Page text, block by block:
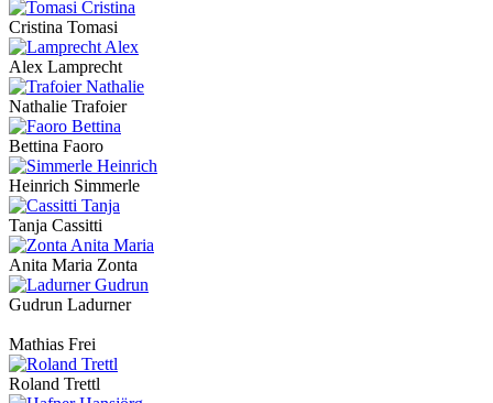
Cristina Tomasi
Alex Lamprecht
Nathalie Trafoier
Bettina Faoro
Heinrich Simmerle
Tanja Cassitti
Anita Maria Zonta
Gudrun Ladurner
Mathias Frei
Roland Trettl